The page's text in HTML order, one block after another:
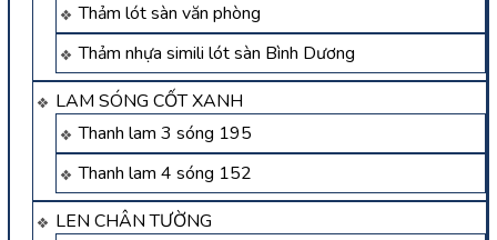
Thảm lót sàn văn phòng
Thảm nhựa simili lót sàn Bình Dương
LAM SÓNG CỐT XANH
Thanh lam 3 sóng 195
Thanh lam 4 sóng 152
LEN CHÂN TƯỜNG